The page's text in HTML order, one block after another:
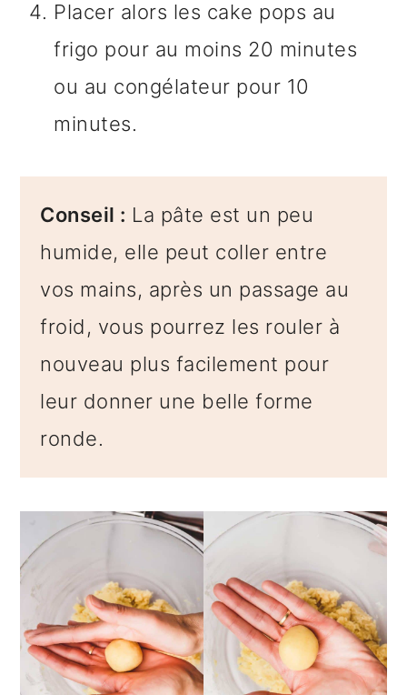
Placer alors les cake pops au
frigo pour au moins 20 minutes
ou au congélateur pour 10
minutes.
Conseil : La pâte est un peu
humide, elle peut coller entre
vos mains, après un passage au
froid, vous pourrez les rouler à
nouveau plus facilement pour
leur donner une belle forme
ronde.